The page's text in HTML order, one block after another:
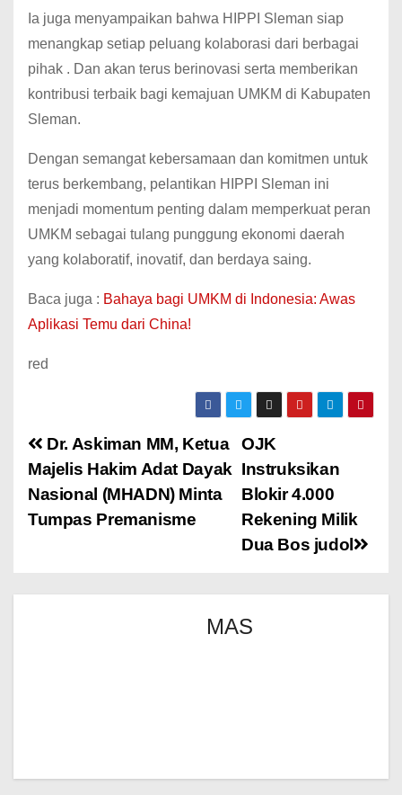
Ia juga menyampaikan bahwa HIPPI Sleman siap
menangkap setiap peluang kolaborasi dari berbagai
pihak . Dan akan terus berinovasi serta memberikan
kontribusi terbaik bagi kemajuan UMKM di Kabupaten
Sleman.
Dengan semangat kebersamaan dan komitmen untuk
terus berkembang, pelantikan HIPPI Sleman ini
menjadi momentum penting dalam memperkuat peran
UMKM sebagai tulang punggung ekonomi daerah
yang kolaboratif, inovatif, dan berdaya saing.
Baca juga : Bahaya bagi UMKM di Indonesia: Awas
Aplikasi Temu dari China!
red
OJK
Instruksikan
Blokir 4.000
Rekening Milik
Dua Bos judol
Dr. Askiman MM, Ketua
Majelis Hakim Adat Dayak
Nasional (MHADN) Minta
Tumpas Premanisme
MAS